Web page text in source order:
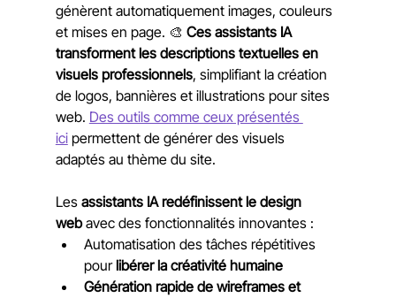
génèrent automatiquement images, couleurs
et mises en page. 🎨 Ces assistants IA
transforment les descriptions textuelles en
visuels professionnels, simplifiant la création
de logos, bannières et illustrations pour sites
web. Des outils comme ceux présentés
ici permettent de générer des visuels
adaptés au thème du site.
Les assistants IA redéfinissent le design
web avec des fonctionnalités innovantes :
Automatisation des tâches répétitives
pour libérer la créativité humaine
Génération rapide de wireframes et